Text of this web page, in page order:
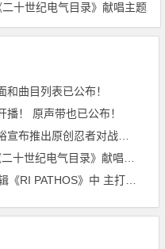
二十世纪电气目录》献唱主题
和曲目列表已公布！
！ 原声带也已公布！
出原创忍者对战恐龙动画！
纪电气目录》献唱主题曲
主打曲《桃李成蹊》的音乐视频已公开